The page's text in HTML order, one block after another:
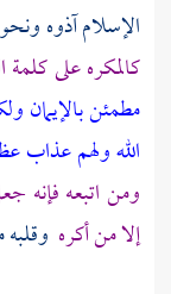
الإسلام آذوه
كالمكره على كلمة
مطمئن
الله ولهم عذاب
ومن اتبعه فإنه
إلا من أكره